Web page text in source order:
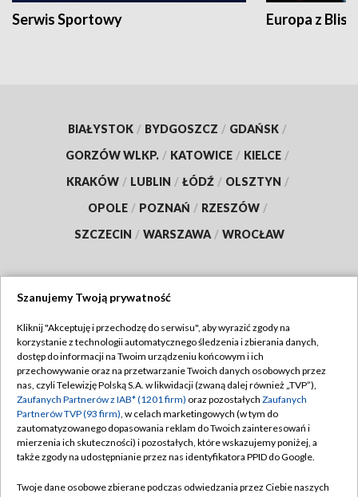
Serwis Sportowy Europa z
BIAŁYSTOK / BYDGOSZCZ / GDAŃSK /
GORZÓW WLKP. / KATOWICE / KIELCE /
KRAKÓW / LUBLIN / ŁÓDŹ / OLSZTYN /
OPOLE / POZNAŃ / RZESZÓW /
SZCZECIN / WARSZAWA / WROCŁAW
TVP
Abonament TVP
Emisja w TVP
Centrum informacji TVP
Naziemna Telewizja Cyfrowa
Regulamin TVP
Polityka prywatności
Moje zgody
Pomoc
Szanujemy Twoją prywatność
Kliknij "Akceptuję i przechodzę do serwisu", aby wyrazić zgody na
korzystanie z technologii automatycznego śledzenia i zbierania danych,
dostęp do informacji na Twoim urządzeniu końcowym i ich
przechowywanie oraz na przetwarzanie Twoich danych osobowych przez
nas, czyli Telewizję Polską S.A. w likwidacji (zwaną dalej również „TVP”),
Zaufanych Partnerów z IAB* (1201 firm) oraz pozostałych Zaufanych
Partnerów TVP (93 firm), w celach marketingowych (w tym do
zautomatyzowanego dopasowania reklam do Twoich zainteresowań i
mierzenia ich skuteczności) i pozostałych, które wskazujemy poniżej, a
także zgody na udostępnianie przez nas identyfikatora PPID do Google.
Twoje dane osobowe zbierane podczas odwiedzania przez Ciebie naszych